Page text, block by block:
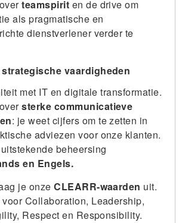
teamspirit en de drive om
als pragmatische en
dienstverlener verder te
vaardigheden
met IT en digitale transformatie.
sterke communicatieve
: je weet cijfers om te zetten in
adviezen voor onze klanten.
beheersing
en Engels.
je onzeCLEARR-waarden uit.
Collaboration, Leadership,
Respect en Responsibility.